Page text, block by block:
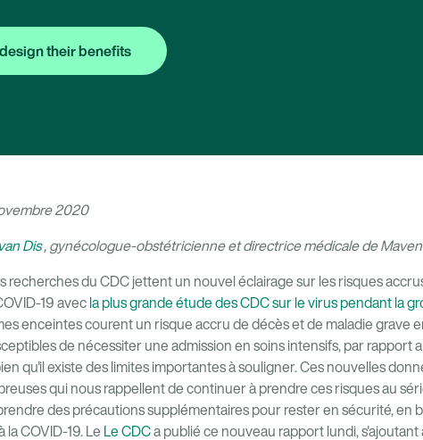
their benefits
2020
Dis, gynécologue-obstétricienne et directrice médicale de Maven
recherches du CDC jettent un nouvel éclairage sur les risques
19 avec la plus grande étude des CDC sur le virus pendant la
enceintes courent un risque accru de décès et de maladie grave
de nécessiter une admission en soins intensifs, par rapport
qu'il existe des limites importantes à souligner. Ces nouvelles
qui nous rappellent de continuer à prendre ces risques au
des précautions supplémentaires pour rester en sécurité, en
la COVID-19. Le Le CDCa publié ce nouveau rapport lundi, s'ajoutant